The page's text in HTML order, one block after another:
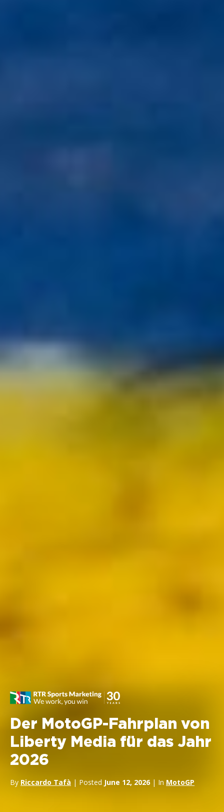
Der MotoGP-Fahrplan von
Liberty Media für das Jahr
2026
By Riccardo Tafà | Posted June 12, 2026| In MotoGP